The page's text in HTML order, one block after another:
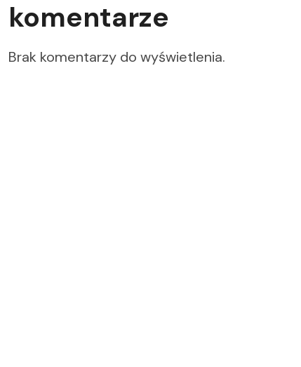
komentarze
Brak komentarzy do wyświetlenia.